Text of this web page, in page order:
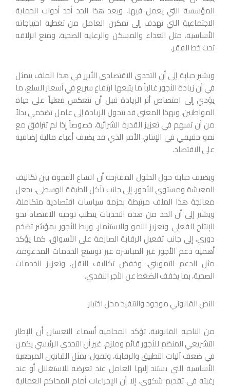
المؤسسة التي يعمل فيها، ويعد هذا الحد أحد أدوات الحماية
الاجتماعية التي تهدف إلى تمكين العامل من تغطية احتياجاته
الأساسية، مثل الغذاء والمسكن والرعاية الصحية، ومنع انزلاقه
تحت خط الفقر.
ويشير حبابة إلى أن التحدي الاقتصادي الأبرز في هذا الملف يتمثل
في أن زيادة الأجور غالباً ما يتبعها ارتفاع سريع في أسعار السلع، ما
يؤدي إلى امتصاص أثر الزيادة قبل أن تنعكس فعلياً على حياة
المواطنين، وبهذا المعنى قد تتحول الزيادة إلى عامل تضخمي بدلاً
من أن تسهم في تعزيز القدرة الشرائية، خصوصاً إذا لم تترافق مع
نمو حقيقي في الإنتاج، الأمر الذي قد يضيف أعباء مالية إضافية
على الاقتصاد.
ويضيف حبابة حول الحلول المقترحة أن اتساع الفجوة بين تكاليف
المعيشة ومستوى الأجور، إلى جانب تآكل الطبقة الوسطى، يجعل
معالجة هذا الملف مرتبطة بحزمة سياسات اقتصادية متكاملة،
ويشير إلى أن الحد من هذه التحديات يتطلب توجيه الاقتصاد نحو
الإنتاج الفعلي وتعزيز النمو والاستثمار، وربط الأجور بمؤشر تضخم
دوري، إلى جانب تفعيل الرقابة الصارمة على الأسواق، كما يؤكد
أهمية دعم الأجور غير المباشرة عبر توسيع الخدمات المدعومة،
مثل الدعم التمويني، وخفض تكاليف النقل، وتعزيز الخدمات
الصحية، بما يخفف الضغط عن الأجر النقدي.
النص القانوني موجود والتنفيذ محل اختبار
من الناحية القانونية، تؤكد المحامية أسماء النعسان أن الإطار
التشريعي المنظم للأجور قائم وملزم، غير أن التحدي الرئيسي يكمن
في ضعف آليات التطبيق والرقابة، وتقول: يمثل القانون المرجعية
الأساسية التي يستند إليها العامل عند تعرضه للاستغلال أو عند
رغبته في تقديم شكوى، إلا أن الإجراءات أمام المحاكم العمالية